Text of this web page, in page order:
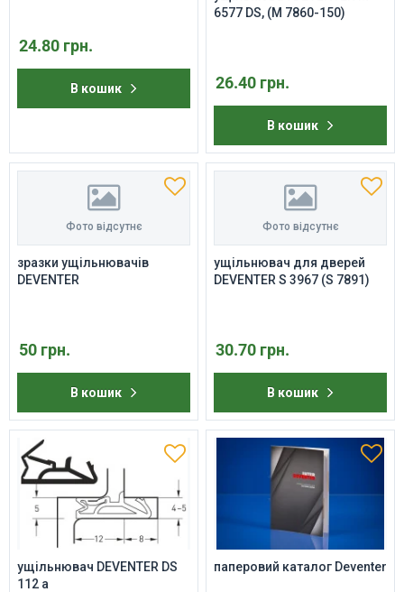
24.80 грн.
В кошик
6577 DS, (M 7860-150)
26.40 грн.
В кошик
Фото відсутнє
зразки ущільнювачів
DEVENTER
50 грн.
В кошик
Фото відсутнє
ущільнювач для дверей
DEVENTER S 3967 (S 7891)
30.70 грн.
В кошик
ущільнювач DEVENTER DS
112 a
паперовий каталог Deventer